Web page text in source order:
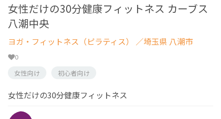
女性だけの30分健康フィットネス カーブス
八潮中央
ヨガ・フィットネス（ピラティス） ／埼玉県 八潮市
0
女性向け
初心者向け
女性だけの30分健康フィットネス